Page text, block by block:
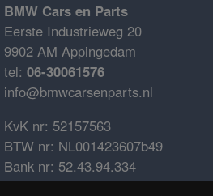
BMW Cars en Parts
Eerste Industrieweg 20
9902 AM Appingedam
tel: 06-30061576
info@bmwcarsenparts.nl
KvK nr: 52157563
BTW nr: NL001423607b49
Bank nr: 52.43.94.334
IBAN: NL68ABNA0524394334